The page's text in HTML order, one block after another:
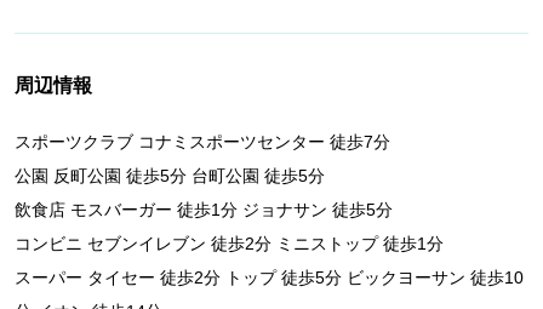
周辺情報
スポーツクラブ コナミスポーツセンター 徒歩7分
公園 反町公園 徒歩5分 台町公園 徒歩5分
飲食店 モスバーガー 徒歩1分 ジョナサン 徒歩5分
コンビニ セブンイレブン 徒歩2分 ミニストップ 徒歩1分
スーパー タイセー 徒歩2分 トップ 徒歩5分 ビックヨーサン 徒歩10